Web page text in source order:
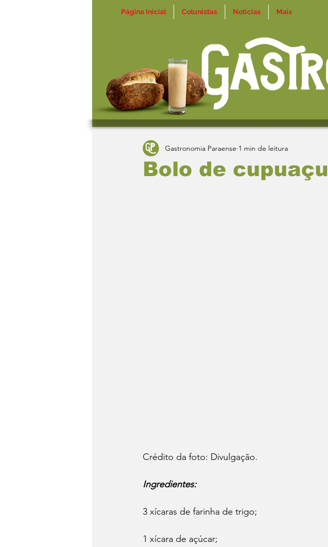
Página Inicial Colunistas Notícias Mais
Bolo de cupuaçu
Gastronomia Paraense 1 min de leitura
Crédito da foto: Divulgação.
Ingredientes:
3 xícaras de farinha de trigo;
1 xícara de açúcar;